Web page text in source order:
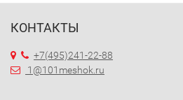
немалых успехов на мировом
Недавним и быстро ставшим
компании стали универсальные
КОНТАКТЫ
+7(495)241-22-88
1@101meshok.ru